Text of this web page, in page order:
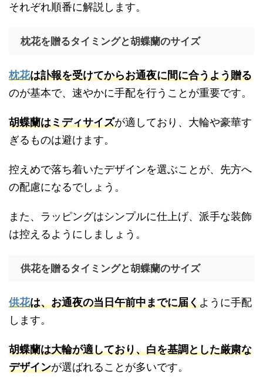
それぞれ順番に解説します。
枕花を贈るタイミングと胡蝶蘭のサイズ
枕花は訃報を受けてからお通夜に間に合うよう贈る
のが基本で、速やかに手配を行うことが重要です。
胡蝶蘭はミディサイズが適しており、大輪や豪華す
ぎるものは避けます。
控えめで落ち着いたデザインを選ぶことが、先方へ
の配慮になるでしょう。
また、ラッピングはシンプルに仕上げ、派手な装飾
は控えるようにしましょう。
供花を贈るタイミングと胡蝶蘭のサイズ
供花は、お通夜の当日午前中までに届くように手配
します。
胡蝶蘭は大輪が適しており、白を基調とした厳粛な
デザインが選ばれることが多いです。